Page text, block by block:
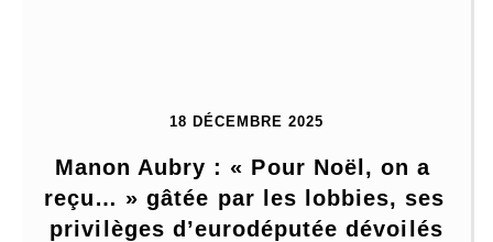
18 DÉCEMBRE 2025
Manon Aubry : « Pour Noël, on a
reçu… » gâtée par les lobbies, ses
privilèges d’eurodéputée dévoilés